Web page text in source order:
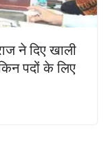
ने दिए खाली
पदों के लिए